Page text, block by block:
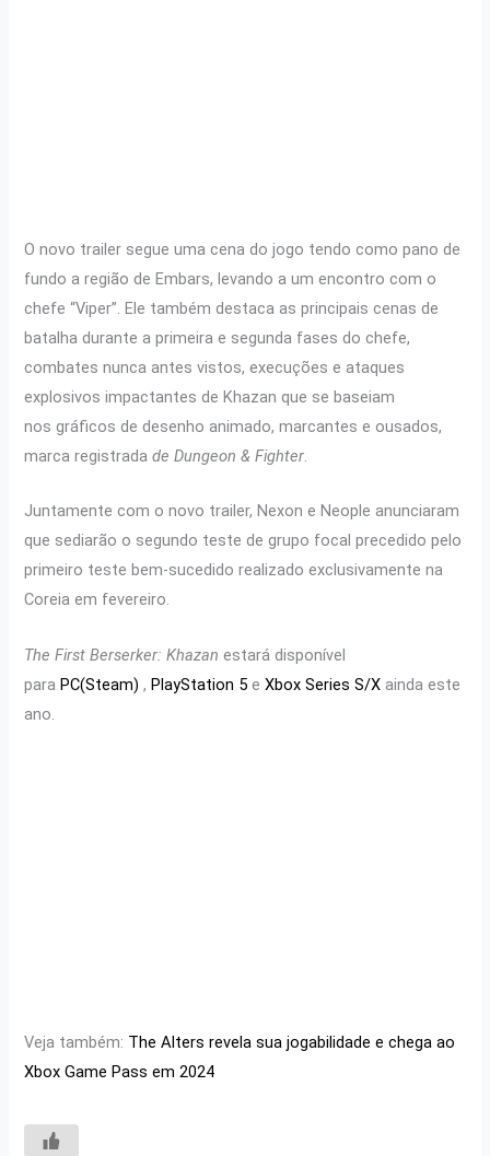
O novo trailer segue uma cena do jogo tendo como pano de
fundo a região de Embars, levando a um encontro com o
chefe “Viper”. Ele também destaca as principais cenas de
batalha durante a primeira e segunda fases do chefe,
combates nunca antes vistos, execuções e ataques
explosivos impactantes de Khazan que se baseiam
nos gráficos de desenho animado, marcantes e ousados,
marca registradade Dungeon & Fighter.
Juntamente com o novo trailer, Nexon e Neople anunciaram
que sediarão o segundo teste de grupo focal precedido pelo
primeiro teste bem-sucedido realizado exclusivamente na
Coreia em fevereiro.
The First Berserker: Khazan estará disponível
paraPC(Steam) ,PlayStation 5 eXbox Series S/X ainda este
ano.
Veja também: The Alters revela sua jogabilidade e chega ao
Xbox Game Pass em 2024